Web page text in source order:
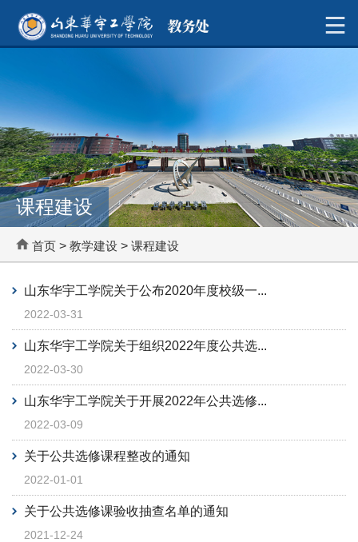
课程建设
首页 > 教学建设 > 课程建设
山东华宇工学院关于公布2020年度校级一...
2022-03-31
山东华宇工学院关于组织2022年度公共选...
2022-03-30
山东华宇工学院关于开展2022年公共选修...
2022-03-09
关于公共选修课程整改的通知
2022-01-01
关于公共选修课验收抽查名单的通知
2021-12-24